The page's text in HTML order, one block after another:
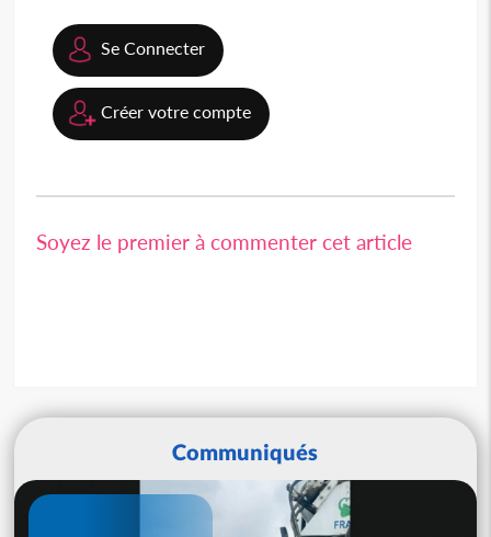
Se Connecter
Créer votre compte
Soyez le premier à commenter cet article
Communiqués